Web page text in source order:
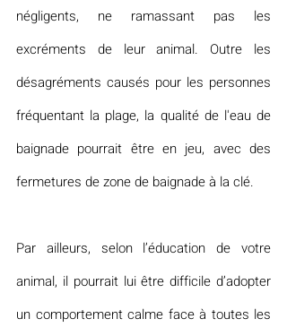
négligents, ne ramassant pas les
excréments de leur animal. Outre les
désagréments causés pour les personnes
fréquentant la plage, la qualité de l'eau de
baignade pourrait être en jeu, avec des
fermetures de zone de baignade à la clé.
Par ailleurs, selon l’éducation de votre
animal, il pourrait lui être difficile d’adopter
un comportement calme face à toutes les